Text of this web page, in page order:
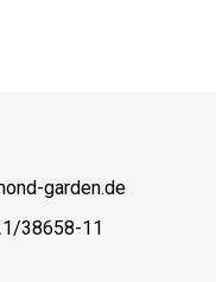
garden.de
38658-11